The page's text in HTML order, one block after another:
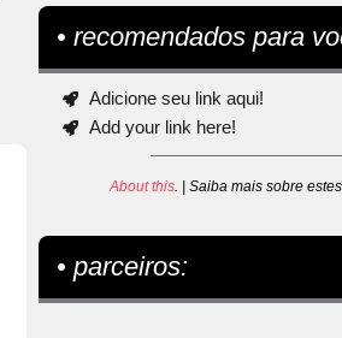
• recomendados para
Adicione seu link aqui!
Add your link here!
About this. | Saiba mais sobre
• parceiros: